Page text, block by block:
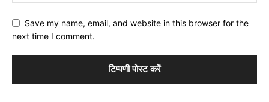
Save my name, email, and website in this browser for the
next time I comment.